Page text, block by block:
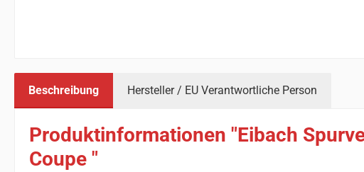
Beschreibung Hersteller / EU Verantwortliche Person
Produktinformationen "Eibach
Coupe "